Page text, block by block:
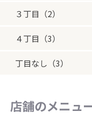
３丁目（2）
４丁目（3）
丁目なし（3）
店舗のメニュ